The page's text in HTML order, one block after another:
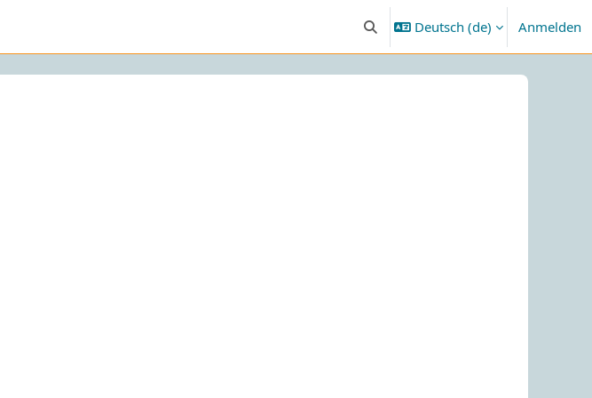
Sucheingabe umschalten
Deutsch ‎(de)‎ Anmelden